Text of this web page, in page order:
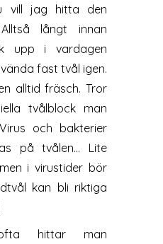
vill jag hitta den
långt innan
upp i vardagen
fast tvål igen.
alltid fräsch. Tror
tvålblock man
och bakterier
på tvålen… Lite
i virustider bör
kan bli riktiga
ofta hittar man